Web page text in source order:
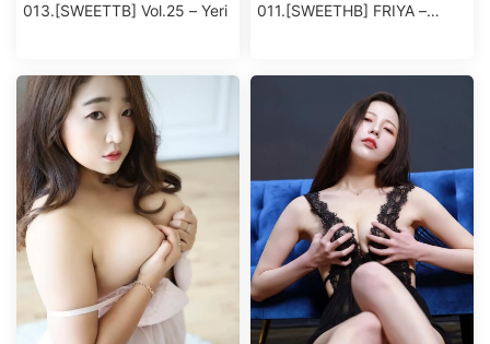
013.[SWEETTB] Vol.25 – Yeri
011.[SWEETHB] FRIYA –